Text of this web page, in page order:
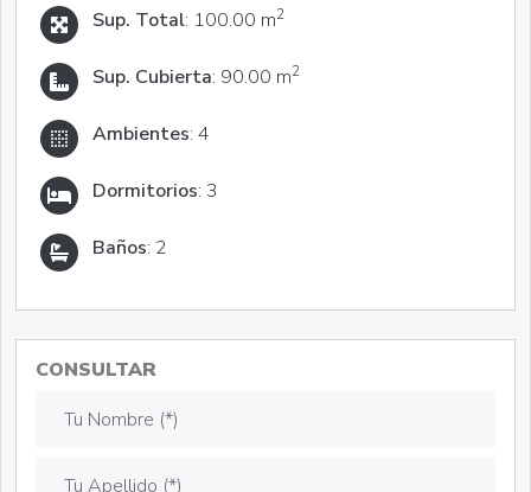
Sup. Total: 100.00 m2
Sup. Cubierta: 90.00 m2
Ambientes: 4
Dormitorios: 3
Baños: 2
CONSULTAR